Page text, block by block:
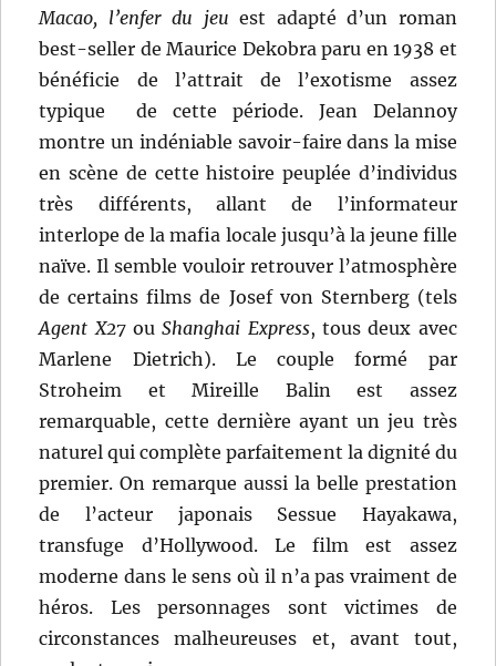
Macao, l’enfer du jeu est adapté d’un roman
best-seller de Maurice Dekobra paru en 1938 et
bénéficie de l’attrait de l’exotisme assez
typique de cette période. Jean Delannoy
montre un indéniable savoir-faire dans la mise
en scène de cette histoire peuplée d’individus
très différents, allant de l’informateur
interlope de la mafia locale jusqu’à la jeune fille
naïve. Il semble vouloir retrouver l’atmosphère
de certains films de Josef von Sternberg (tels
Agent X27ouShanghai Express, tous deux avec
Marlene Dietrich). Le couple formé par
Stroheim et Mireille Balin est assez
remarquable, cette dernière ayant un jeu très
naturel qui complète parfaitement la dignité du
premier. On remarque aussi la belle prestation
de l’acteur japonais Sessue Hayakawa,
transfuge d’Hollywood. Le film est assez
moderne dans le sens où il n’a pas vraiment de
héros. Les personnages sont victimes de
circonstances malheureuses et, avant tout,